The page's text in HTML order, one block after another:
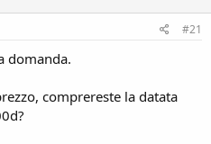
#21
domanda.
comprereste la datata